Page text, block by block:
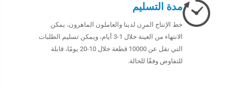
مدة التسليم
خط الإنتاج المرِن لدينا والعاملون الماهرون، يمكن
الانتهاء من العينة خلال 1-3 أيام، ويمكن تسليم الطلبات
التي تقل عن 10000 قطعة خلال 10-20 يومًا، قابلة
للتفاوض وفقًا للحالة.